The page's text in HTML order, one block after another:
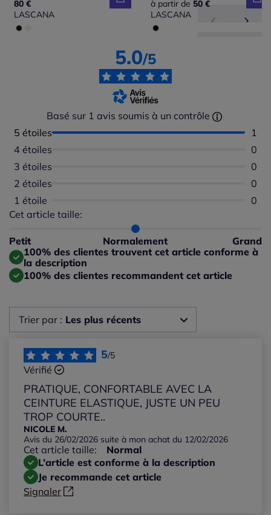
80 €
LASCANA
à partir de 50 €
LASCANA
5.0/5
Basé sur 1 avis soumis à un contrôle
5 étoiles
1
4 étoiles
0
3 étoiles
0
2 étoiles
0
1 étoile
0
Cet article taille:
Petit Normalement Grand
Répartition du taillant selon les avis clients
Taille normalement : 100%
Taille grand : 0%
100% des clientes trouvent cet article conforme à
la description
100% des clientes recommandent cet article
Trier par : Les plus récents
Les plus récents
Notes les plus élevées
Notes les plus basses
5/5
Vérifié
PRATIQUE, CONFORTABLE AVEC LA
CEINTURE ELASTIQUE, JUSTE UN PEU
TROP COURTE..
NICOLE M.
Avis du 26/02/2026 suite à mon achat du 12/02/2026
Cet article taille:
Normal
L’article est conforme à la description
Je recommande cet article
Signaler